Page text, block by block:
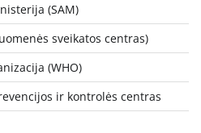
(SAM)
sveikatos centras)
(WHO)
ir kontrolės centras